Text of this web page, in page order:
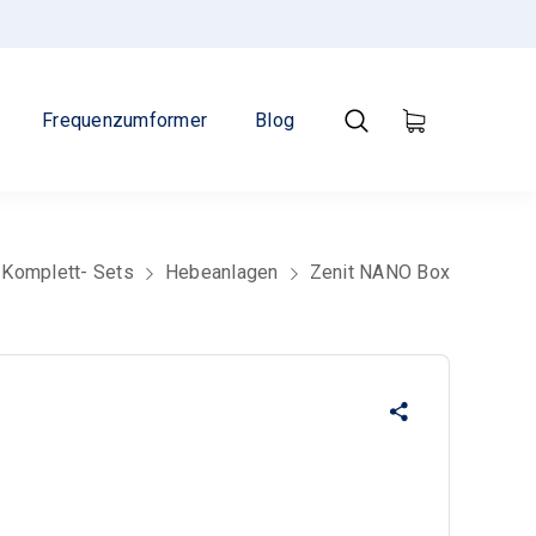
Frequenzumformer Blog
Komplett- Sets Hebeanlagen Zenit NANO Box